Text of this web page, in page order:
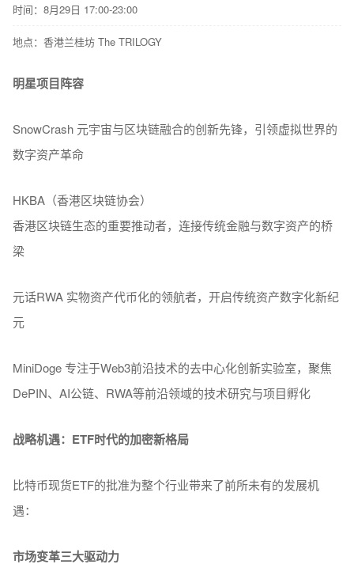
时间：8月29日 17:00-23:00
地点：香港兰桂坊 The TRILOGY
明星项目阵容
SnowCrash 元宇宙与区块链融合的创新先锋，引领虚拟世界的
数字资产革命
HKBA（香港区块链协会）
香港区块链生态的重要推动者，连接传统金融与数字资产的桥
梁
元话RWA 实物资产代币化的领航者，开启传统资产数字化新纪
元
MiniDoge 专注于Web3前沿技术的去中心化创新实验室，聚焦
DePIN、AI公链、RWA等前沿领域的技术研究与项目孵化
战略机遇：ETF时代的加密新格局
比特币现货ETF的批准为整个行业带来了前所未有的发展机
遇：
市场变革三大驱动力